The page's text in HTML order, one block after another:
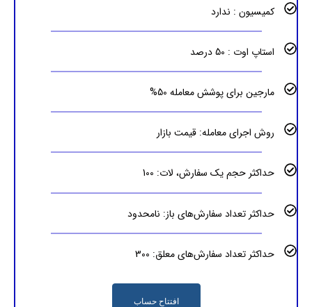
کمیسیون : ندارد
استاپ اوت : 50 درصد
مارجین برای پوشش معامله 50%
روش اجرای معامله: قیمت بازار
حداکثر حجم یک سفارش، لات: 100
حداکثر تعداد سفارش‌های باز: نامحدود
حداکثر تعداد سفارش‌های معلق: 300
افتتاح حساب